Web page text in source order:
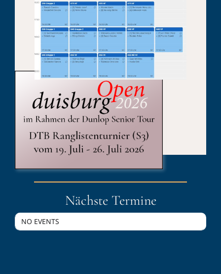
Published On: 19. Juli 2024
Kategorien:duisburgOpen
Nächste Termine
NO EVENTS